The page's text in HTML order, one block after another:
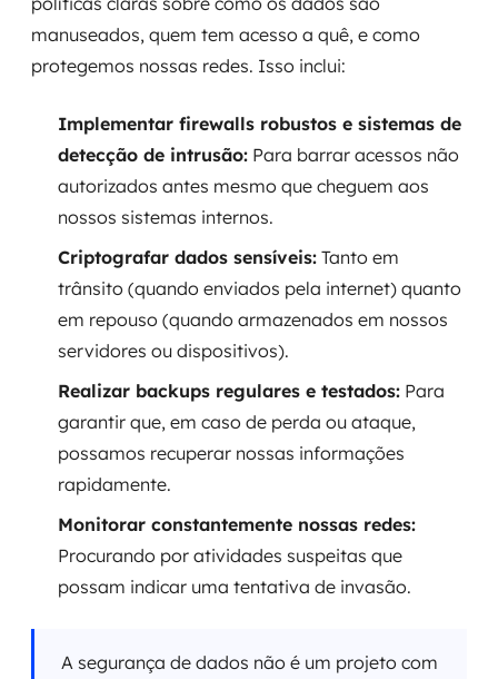
manuseados, quem tem acesso a quê, e como
protegemos nossas redes. Isso inclui:
Implementar firewalls robustos e sistemas de
detecção de intrusão: Para barrar acessos não
autorizados antes mesmo que cheguem aos
nossos sistemas internos.
Criptografar dados sensíveis: Tanto em
trânsito (quando enviados pela internet) quanto
em repouso (quando armazenados em nossos
servidores ou dispositivos).
Realizar backups regulares e testados: Para
garantir que, em caso de perda ou ataque,
possamos recuperar nossas informações
rapidamente.
Monitorar constantemente nossas redes:
Procurando por atividades suspeitas que
possam indicar uma tentativa de invasão.
A segurança de dados não é um projeto com